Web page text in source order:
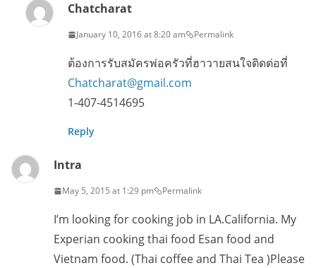
Chatcharat
January 10, 2016 at 8:20 am Permalink
ต้องการรับสมัครพ่อครัวที่ฮาวายสนใจติดต่อที่
Chatcharat@gmail.com
1-407-4514695
Reply
Intra
May 5, 2015 at 1:29 pm Permalink
I’m looking for cooking job in LA.California. My
Experian cooking thai food Esan food and
Vietnam food. (Thai coffee and Thai Tea )Please